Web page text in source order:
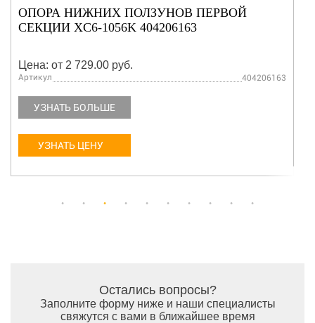
ФИЛЬТР ВОЗДУШНЫЙ ВНЕШНИЙ/
ВНУТРЕННИЙ 800150926/800150925 MS
Цена: от 2 729.00 руб.
Артикул 800150926/800150925MS
УЗНАТЬ БОЛЬШЕ
УЗНАТЬ ЦЕНУ
Остались вопросы?
Заполните форму ниже и наши специалисты
свяжутся с вами в ближайшее время